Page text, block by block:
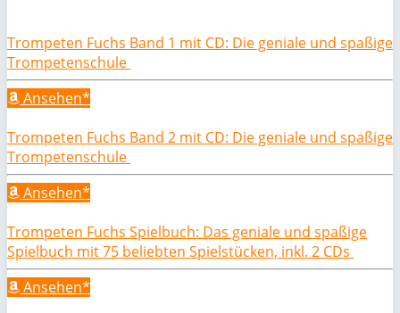
Trompeten Fuchs Band 1 mit CD: Die geniale und spaßige
Trompetenschule
Ansehen*
Trompeten Fuchs Band 2 mit CD: Die geniale und spaßige
Trompetenschule
Ansehen*
Trompeten Fuchs Spielbuch: Das geniale und spaßige
Spielbuch mit 75 beliebten Spielstücken, inkl. 2 CDs
Ansehen*